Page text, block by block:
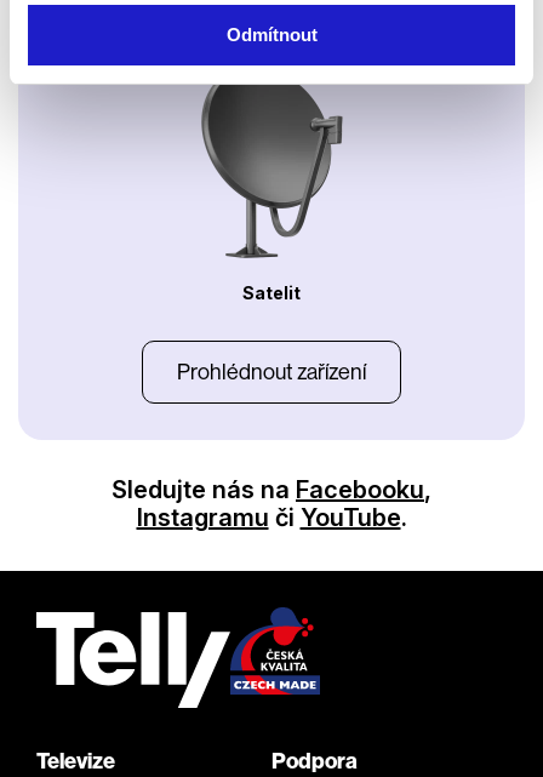
Odmítnout
Satelit
Prohlédnout zařízení
Sledujte nás na Facebooku,
Instagramu či YouTube.
Televize Podpora